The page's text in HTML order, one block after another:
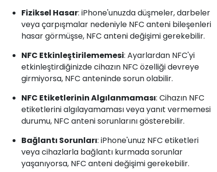
Fiziksel Hasar: iPhone'unuzda düşmeler, darbeler
veya çarpışmalar nedeniyle NFC anteni bileşenleri
hasar görmüşse, NFC anteni değişimi gerekebilir.
NFC Etkinleştirilememesi: Ayarlardan NFC'yi
etkinleştirdiğinizde cihazın NFC özelliği devreye
girmiyorsa, NFC anteninde sorun olabilir.
NFC Etiketlerinin Algılanmaması: Cihazın NFC
etiketlerini algılayamaması veya yanıt vermemesi
durumu, NFC anteni sorunlarını gösterebilir.
Bağlantı Sorunları: iPhone'unuz NFC etiketleri
veya cihazlarla bağlantı kurmada sorunlar
yaşanıyorsa, NFC anteni değişimi gerekebilir.